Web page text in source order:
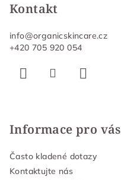
Kontakt
info@organicskincare.cz
+420 705 920 054
Informace pro vás
Často kladené dotazy
Kontaktujte nás